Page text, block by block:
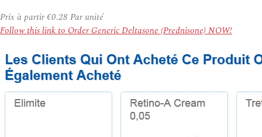
Prix à partir€0.28 Par unité
Follow this link to Order Generic Deltasone (Prednisone) NOW!